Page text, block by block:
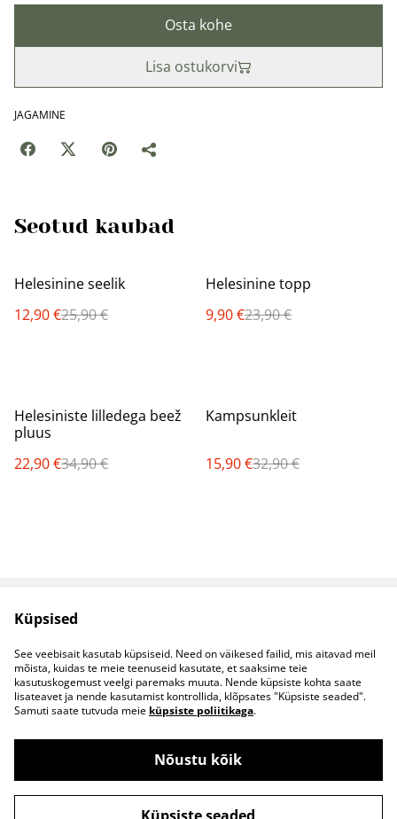
Osta kohe
Lisa ostukorvi
JAGAMINE
Seotud kaubad
%
Helesinine seelik
12,90 €25,90 €
%
Helesinine topp
9,90 €23,90 €
%
Helesiniste lilledega beež
pluus
22,90 €34,90 €
%
Kampsunkleit
15,90 €32,90 €
Müügitingimused
Küpsised
Kontaktid
B2B koostöö
©2026S&S Riided
Küpsised
See veebisait kasutab küpsiseid. Need on väikesed failid, mis aitavad meil
mõista, kuidas te meie teenuseid kasutate, et saaksime teie
kasutuskogemust veelgi paremaks muuta. Nende küpsiste kohta saate
lisateavet ja nende kasutamist kontrollida, klõpsates "Küpsiste seaded".
Samuti saate tutvuda meie küpsiste poliitikaga.
Nõustu kõik